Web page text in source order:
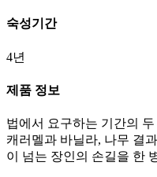
숙성기간
4년
제품 정보
법에서 요구하는 기간의
캐러멜과 바닐라, 나무 결
이 넘는 장인의 손길을 한